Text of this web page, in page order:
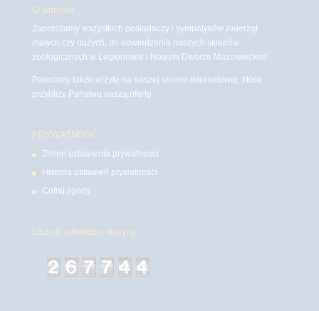
O witrynie
Zapraszamy wszystkich posiadaczy i sympatyków zwierząt
małych czy dużych, do odwiedzenia naszych sklepów
zoologicznych w Legionowie i Nowym Dworze Mazowieckim
Polecamy także wizytę na naszej stronie internetowej, która
przybliży Państwu naszą ofertę.
PRYWATNOŚĆ
Zmień ustawienia prywatności
Historia ustawień prywatności
Cofnij zgody
Licznik odwiedzin witryny